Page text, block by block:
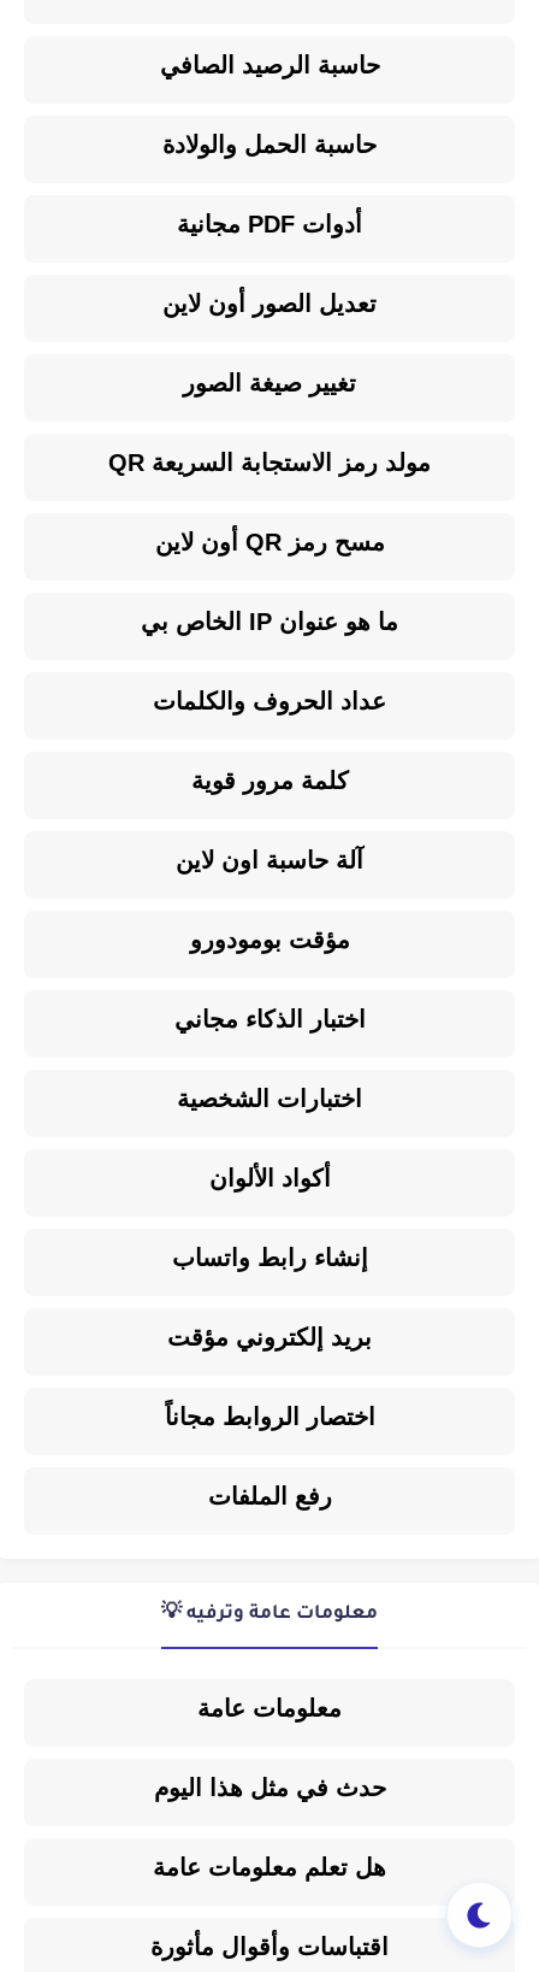
حاسبة الرصيد الصافي
حاسبة الحمل والولادة
أدوات PDF مجانية
تعديل الصور أون لاين
تغيير صيغة الصور
مولد رمز الاستجابة السريعة QR
مسح رمز QR أون لاين
ما هو عنوان IP الخاص بي
عداد الحروف والكلمات
كلمة مرور قوية
آلة حاسبة اون لاين
مؤقت بومودورو
اختبار الذكاء مجاني
اختبارات الشخصية
أكواد الألوان
إنشاء رابط واتساب
بريد إلكتروني مؤقت
اختصار الروابط مجاناً
رفع الملفات
معلومات عامة وترفيه 💡
معلومات عامة
حدث في مثل هذا اليوم
هل تعلم معلومات عامة
اقتباسات وأقوال مأثورة